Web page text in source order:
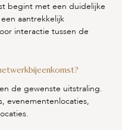
begint met een duidelijke
aantrekkelijk
interactie tussen de
de gewenste uitstraling.
evenementenlocaties,